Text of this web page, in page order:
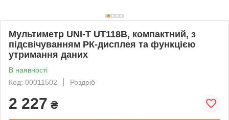
Мультиметр UNI-T UT118B, компактний, з
підсвічуванням РК-дисплея та функцією
утримання даних
В наявності
Код: 00011502
Роздріб
2 227 ₴